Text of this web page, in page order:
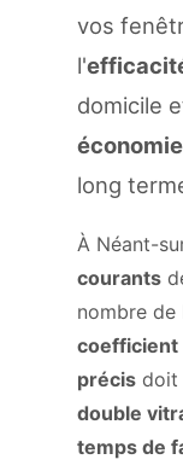
vos
l'
domicile
long
À Néant-
courants
nombre de
coefficient
précis doit
double
temps de